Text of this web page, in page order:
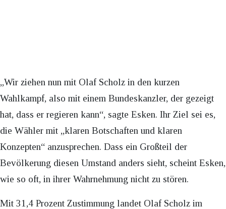
„Wir ziehen nun mit Olaf Scholz in den kurzen
Wahlkampf, also mit einem Bundeskanzler, der gezeigt
hat, dass er regieren kann“, sagte Esken. Ihr Ziel sei es,
die Wähler mit „klaren Botschaften und klaren
Konzepten“ anzusprechen. Dass ein Großteil der
Bevölkerung diesen Umstand anders sieht, scheint Esken,
wie so oft, in ihrer Wahrnehmung nicht zu stören.
Mit 31,4 Prozent Zustimmung landet Olaf Scholz im